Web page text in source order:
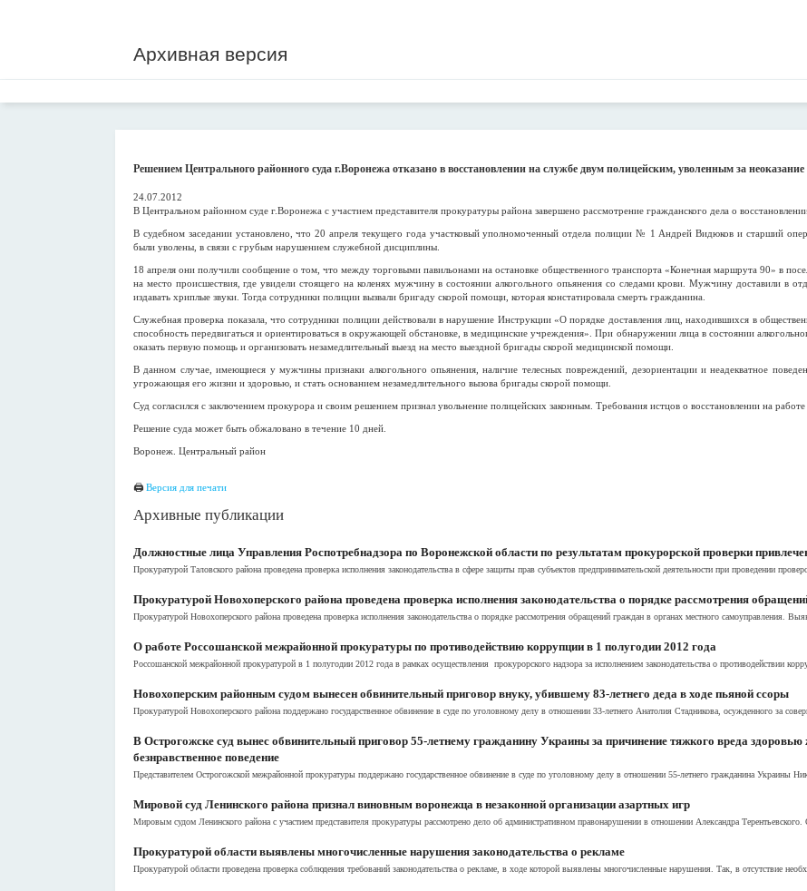
Архивная версия
Решением Центрального районного суда г.Воронежа отказано в восстановлении на службе двум полицейским, уволенным за
24.07.2012
В Центральном районном суде г.Воронежа с участием представителя прокуратуры района завершено рассмотрение гражданского дела о
В судебном заседании установлено, что 20 апреля текущего года участковый уполномоченный отдела полиции № 1 Андрей Видюков и старший
были уволены, в связи с грубым нарушением служебной дисциплины.
18 апреля они получили сообщение о том, что между торговыми павильонами на остановке общественного транспорта «Конечная маршрута 90» в
на место происшествия, где увидели стоящего на коленях мужчину в состоянии алкогольного опьянения со следами крови. Мужчину доставили в
издавать хриплые звуки. Тогда сотрудники полиции вызвали бригаду скорой помощи, которая констатировала смерть гражданина.
Служебная проверка показала, что сотрудники полиции действовали в нарушение Инструкции «О порядке доставления лиц, находившихся в
способность передвигаться и ориентироваться в окружающей обстановке, в медицинские учреждения». При обнаружении лица в состоянии
оказать первую помощь и организовать незамедлительный выезд на место выездной бригады скорой медицинской помощи.
В данном случае, имеющиеся у мужчины признаки алкогольного опьянения, наличие телесных повреждений, дезориентации и неадекватное
угрожающая его жизни и здоровью, и стать основанием незамедлительного вызова бригады скорой помощи.
Суд согласился с заключением прокурора и своим решением признал увольнение полицейских законным. Требования истцов о восстановлении на работе
Решение суда может быть обжаловано в течение 10 дней.
Воронеж. Центральный район
🖨 Версия для печати
Архивные публикации
Должностные лица Управления Роспотребнадзора по Воронежской области по результатам прокурорской проверки
Прокуратурой Таловского района проведена проверка исполнения законодательства в сфере защиты прав субъектов предпринимательской деятельности при проведении
Прокуратурой Новохоперского района проведена проверка исполнения законодательства о порядке рассмотрения
Прокуратурой Новохоперского района проведена проверка исполнения законодательства о порядке рассмотрения обращений граждан в органах местного самоуправления.
О работе Россошанской межрайонной прокуратуры по противодействию коррупции в 1 полугодии 2012 года
Россошанской межрайонной прокуратурой в 1 полугодии 2012 года в рамках осуществления прокурорского надзора за исполнением законодательства о противодействии
Новохоперским районным судом вынесен обвинительный приговор внуку, убившему 83-летнего деда в ходе пьяной ссоры
Прокуратурой Новохоперского района поддержано государственное обвинение в суде по уголовному делу в отношении 33-летнего Анатолия Стадникова, осужденного за
В Острогожске суд вынес обвинительный приговор 55-летнему гражданину Украины за причинение тяжкого вреда
безнравственное поведение
Представителем Острогожской межрайонной прокуратуры поддержано государственное обвинение в суде по уголовному делу в отношении 55-летнего гражданина Украины
Мировой суд Ленинского района признал виновным воронежца в незаконной организации азартных игр
Мировым судом Ленинского района с участием представителя прокуратуры рассмотрено дело об административном правонарушении в отношении Александра Терентьевского.
Прокуратурой области выявлены многочисленные нарушения законодательства о рекламе
Прокуратурой области проведена проверка соблюдения требований законодательства о рекламе, в ходе которой выявлены многочисленные нарушения. Так, в отсутствие